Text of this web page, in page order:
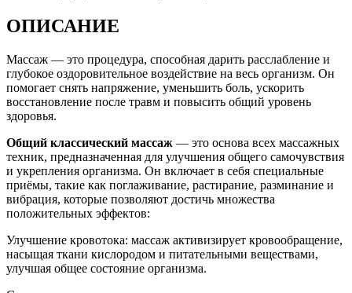
ОПИСАНИЕ
Массаж — это процедура, способная дарить расслабление и
глубокое оздоровительное воздействие на весь организм. Он
помогает снять напряжение, уменьшить боль, ускорить
восстановление после травм и повысить общий уровень
здоровья.
Общий классический массаж — это основа всех массажных
техник, предназначенная для улучшения общего самочувствия
и укрепления организма. Он включает в себя специальные
приёмы, такие как поглаживание, растирание, разминание и
вибрация, которые позволяют достичь множества
положительных эффектов:
Улучшение кровотока: массаж активизирует кровообращение,
насыщая ткани кислородом и питательными веществами,
улучшая общее состояние организма.